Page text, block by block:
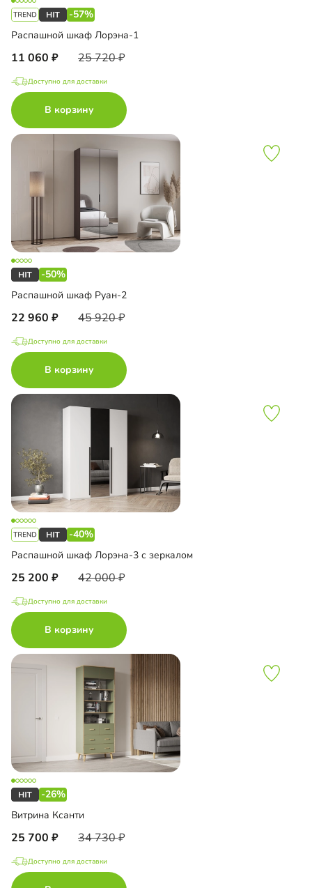
-57%
Распашной шкаф Лорэна-1
11 060 25 720
Доступно для доставки
В корзину
-50%
Распашной шкаф Руан-2
22 960 45 920
Доступно для доставки
В корзину
-40%
Распашной шкаф Лорэна-3 с зеркалом
25 200 42 000
Доступно для доставки
В корзину
-26%
Витрина Ксанти
25 700 34 730
Доступно для доставки